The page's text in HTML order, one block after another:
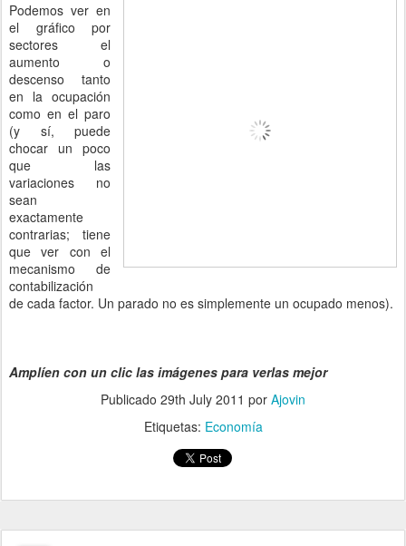
Podemos ver en
el gráfico por
sectores el
aumento o
descenso tanto
en la ocupación
como en el paro
(y sí, puede
chocar un poco
que las
variaciones no
sean
exactamente
contrarias; tiene
que ver con el
mecanismo de
contabilización
de cada factor. Un parado no es simplemente un ocupado menos).
Amplíen con un clic las imágenes para verlas mejor
Publicado 29th July 2011 por Ajovin
Etiquetas: Economía